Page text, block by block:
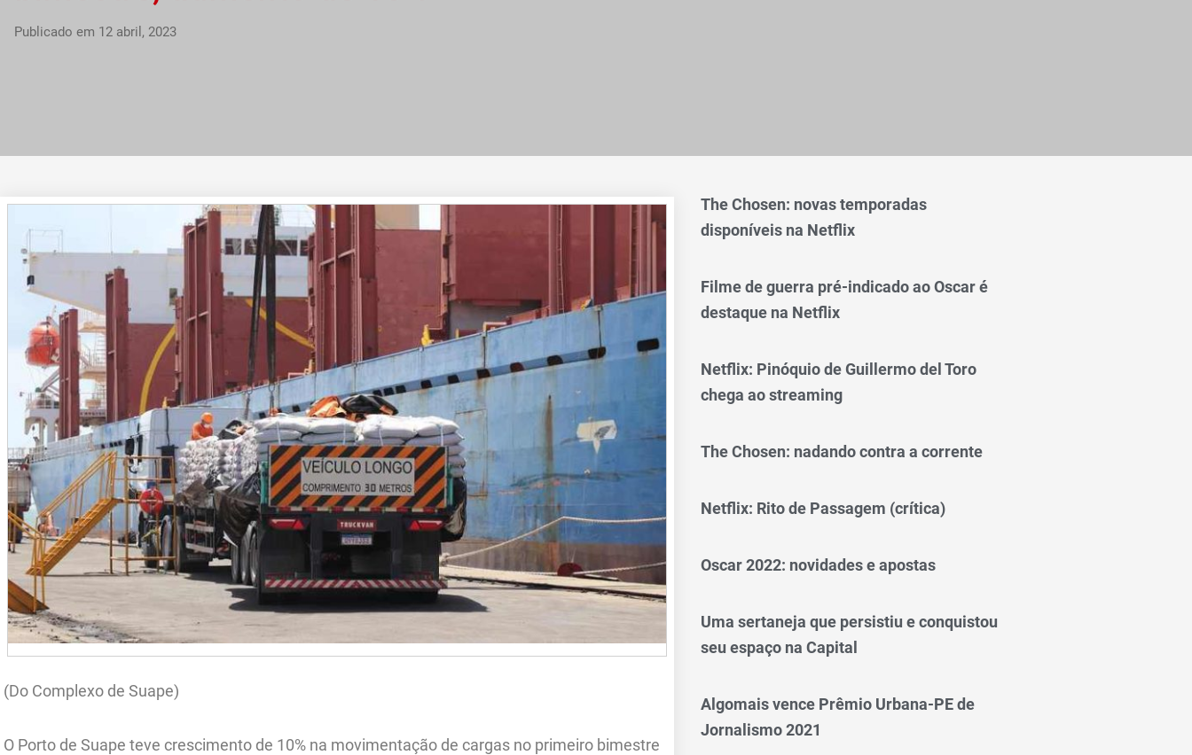
Publicado em 12 abril, 2023
(Do Complexo de Suape)
O Porto de Suape teve crescimento de 10% na movimentação de cargas no primeiro bimestre
The Chosen: novas temporadas
disponíveis na Netflix
Filme de guerra pré-indicado ao Oscar é
destaque na Netflix
Netflix: Pinóquio de Guillermo del Toro
chega ao streaming
The Chosen: nadando contra a corrente
Netflix: Rito de Passagem (crítica)
Oscar 2022: novidades e apostas
Uma sertaneja que persistiu e conquistou
seu espaço na Capital
Algomais vence Prêmio Urbana-PE de
Jornalismo 2021